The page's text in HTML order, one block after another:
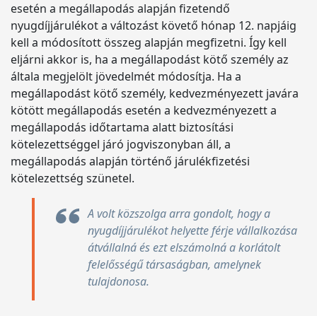
esetén a megállapodás alapján fizetendő
nyugdíjjárulékot a változást követő hónap 12. napjáig
kell a módosított összeg alapján megfizetni. Így kell
eljárni akkor is, ha a megállapodást kötő személy az
általa megjelölt jövedelmét módosítja. Ha a
megállapodást kötő személy, kedvezményezett javára
kötött megállapodás esetén a kedvezményezett a
megállapodás időtartama alatt biztosítási
kötelezettséggel járó jogviszonyban áll, a
megállapodás alapján történő járulékfizetési
kötelezettség szünetel.
A volt közszolga arra gondolt, hogy a
nyugdíjjárulékot helyette férje vállalkozása
átvállalná és ezt elszámolná a korlátolt
felelősségű társaságban, amelynek
tulajdonosa.